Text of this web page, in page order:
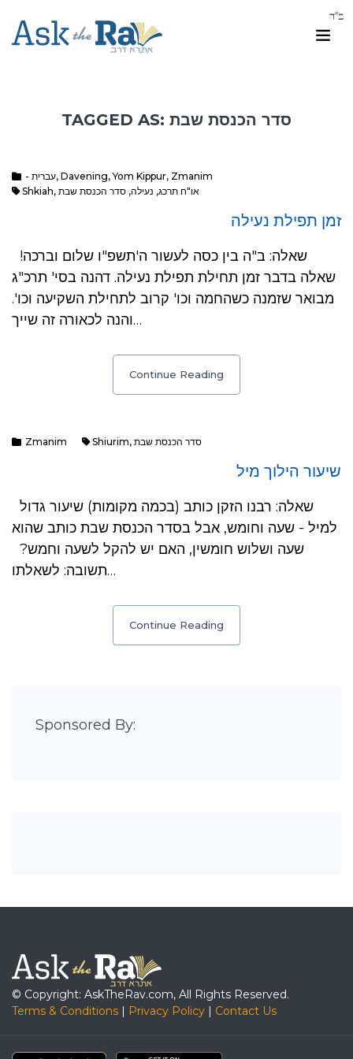
TAGGED AS: סדר הכנסת שבת
- עברית, Davening,Yom Kippur, Zmanim
Shkiah, או"ח תרכג, נעילה, סדר הכנסת שבת
זמן תפילת נעילה
שאלה בדבר זמן תחילת תפילת נעילה. דהנה בסי' תרכ"ג
מבואר שזמנה כשהחמה וכו' קרוב לתחילת השקיעה וכו'.
והנה לכאורה זה שייך…
Continue Reading
Zmanim Shiurim, סדר הכנסת שבת
שיעור הילוך מיל
למיל - שעה וחומש, אבל בסדר הכנסת שבת כותב שהוא
שעה ושלוש חומשין, האם יש להקל לשעה וחמש?
תשובה: לשאלתו…
Continue Reading
Sponsored By:
© Copyright: AskTheRav.com, All Rights Reserved.
Terms & Conditions | Privacy Policy | Contact Us